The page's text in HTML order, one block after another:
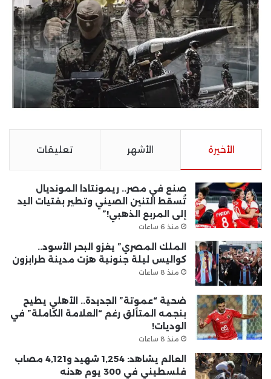
الأخيرة الأشهر تعليقات
صنع في مصر.. ريمونتادا المونديال
تُسقط التنين الصيني وتطير بفتيات اليد
إلى المربع الذهبي!”
منذ 6 ساعات
الملك المصري” يغزو البحر الأسود..
كواليس ليلة جنونية هزت مدينة طرابزون
منذ 8 ساعات
ضحية “عموتة” الجديدة.. الأهلي يطيح
بنجمه المتألق رغم “العلامة الكاملة” في
الوديات!
منذ 8 ساعات
العالم يشاهد: 1,254 شهيد و4,121 مصاب
فلسطيني في 300 يوم هدنه